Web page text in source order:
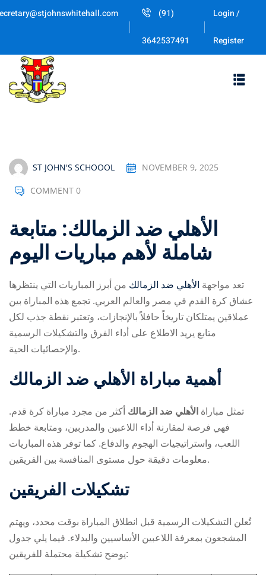
Skip
(91)
3642537491
Login /
Register
ST JOHN'S SCHOOOL NOVEMBER 9, 2025
COMMENT 0
الأهلي ضد الزمالك: متابعة
شاملة لأهم مباريات اليوم
تعد مواجهة الأهلي ضد الزمالك من أبرز المباريات التي ينتظرها
عشاق كرة القدم في مصر والعالم العربي. تجمع هذه المباراة بين
عملاقين يمتلكان تاريخاً حافلاً بالإنجازات، وتعتبر نقطة جذب لكل
متابع يريد الاطلاع على أداء الفرق والتشكيلات الرسمية
والإحصائيات الحية.
أهمية مباراة الأهلي ضد الزمالك
تمثل مباراة الأهلي ضد الزمالك أكثر من مجرد مباراة كرة قدم.
فهي فرصة لمقارنة أداء اللاعبين والمدربين، ومتابعة خطط
اللعب، واستراتيجيات الهجوم والدفاع. كما توفر هذه المباريات
معلومات دقيقة حول مستوى المنافسة بين الفريقين.
تشكيلات الفريقين
تُعلن التشكيلات الرسمية قبل انطلاق المباراة بوقت محدد، ويهتم
المشجعون بمعرفة اللاعبين الأساسيين والبدلاء. فيما يلي جدول
يوضح تشكيلة محتملة للفريقين: